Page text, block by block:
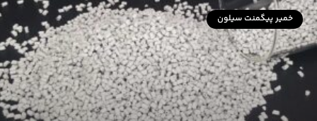
خمیر پیگمنت سیلون